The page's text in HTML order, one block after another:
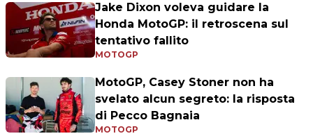
Jake Dixon voleva guidare la
Honda MotoGP: il retroscena sul
tentativo fallito
MOTOGP
MotoGP, Casey Stoner non ha
svelato alcun segreto: la risposta
di Pecco Bagnaia
MOTOGP